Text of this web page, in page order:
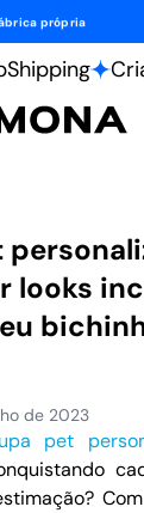
própria
looks
de 2023
pet